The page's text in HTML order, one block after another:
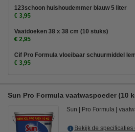
123schoon huishoudemmer blauw 5 liter
€ 3,95
Vaatdoeken 38 x 38 cm (10 stuks)
€ 2,95
Cif Pro Formula vloeibaar schuurmiddel
€ 3,95
Sun Pro Formula vaatwaspoeder (10
Sun Pro Formula
Bekijk de